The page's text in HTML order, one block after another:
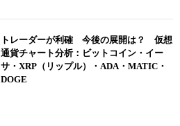
トレーダーが利確 今後の展開は？ 仮想
通貨チャート分析：ビットコイン・イー
サ・XRP（リップル）・ADA・MATIC・
DOGE